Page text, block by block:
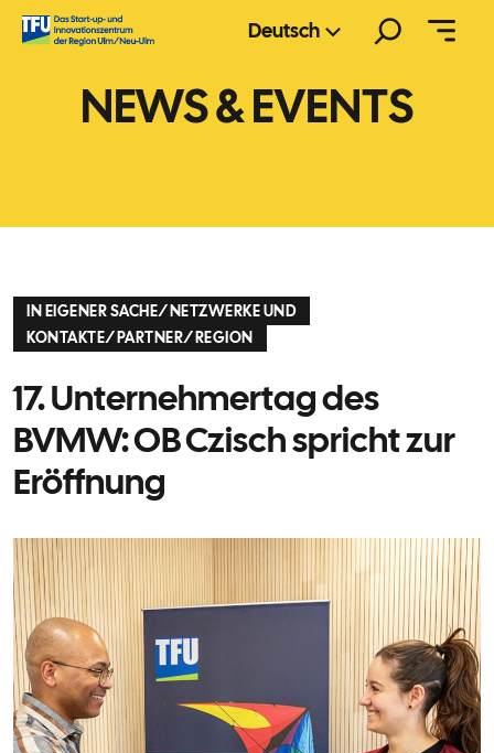
Zum
Inhalt
Deutsch
NEWS & EVENTS
IN EIGENER SACHE/NETZWERKE UND
KONTAKTE/PARTNER/REGION
17. Unternehmertag des
BVMW: OB Czisch spricht zur
Eröffnung